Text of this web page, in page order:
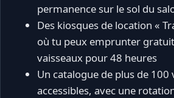
permanence sur le sol du
Des kiosques de location «
où tu peux emprunter
vaisseaux pour 48 heures
Un catalogue de plus de 100
accessibles, avec une